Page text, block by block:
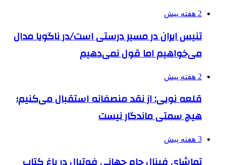
2 هفته پیش
تنیس ایران در مسیر درستی است/در ناگویا مدال
می‌خواهیم اما قول نمی‌دهیم
2 هفته پیش
قلعه نویی: از نقد منصفانه استقبال می‌کنیم؛
هیچ سمتی ماندگار نیست
3 هفته پیش